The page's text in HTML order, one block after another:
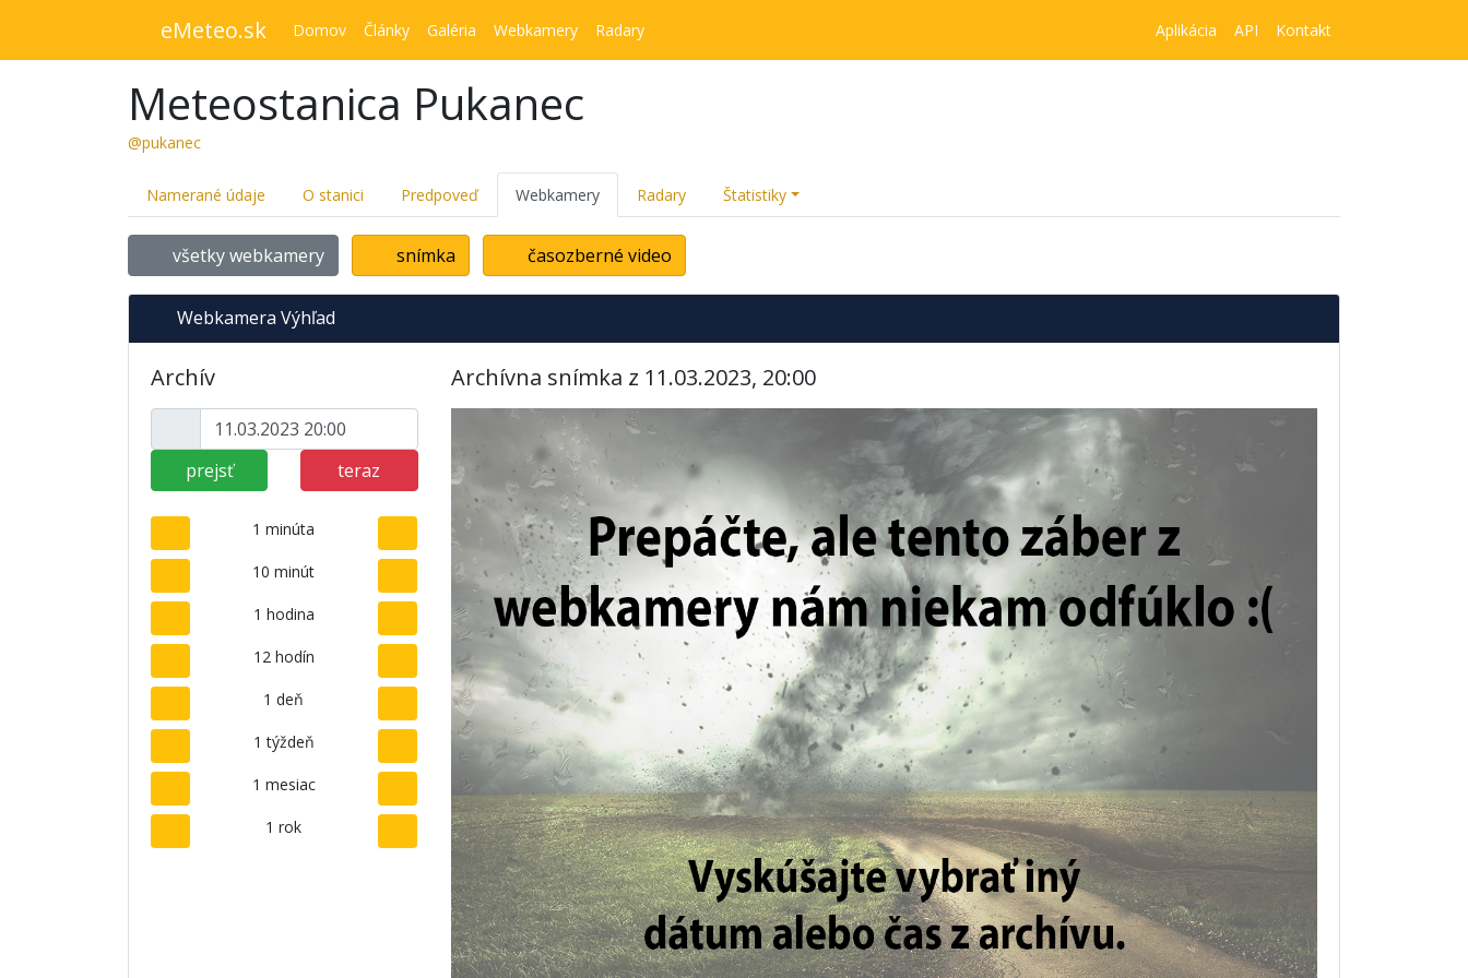
eMeteo.sk Domov Články Galéria Webkamery Radary Aplikácia API Kontakt
Meteostanica Pukanec
@pukanec
Namerané údaje O stanici Predpoveď Webkamery Radary Štatistiky
všetky webkamery snímka časozberné video
Webkamera Výhľad
Archív
prejsť teraz
1 minúta
10 minút
1 hodina
12 hodín
1 deň
1 týždeň
1 mesiac
1 rok
Archívna snímka z 11.03.2023, 20:00